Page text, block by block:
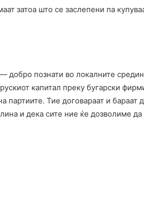
затоа што се заслепени па
познати во локалните
капитал преку бугарски
партиите. Тие договараат и бараат
и дека сите ние ќе дозволиме